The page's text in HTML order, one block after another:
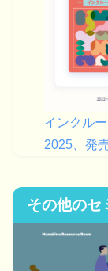
インクル
2025、発
その他のセ